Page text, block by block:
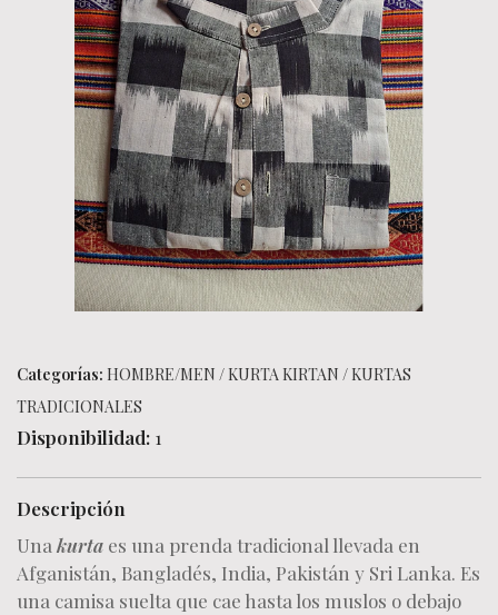
Categorías: HOMBRE/MEN /KURTA KIRTAN /KURTAS
TRADICIONALES
Disponibilidad: 1
Descripción
Una kurta es una prenda tradicional llevada en
Afganistán, Bangladés, India, Pakistán y Sri Lanka. Es
una camisa suelta que cae hasta los muslos o debajo